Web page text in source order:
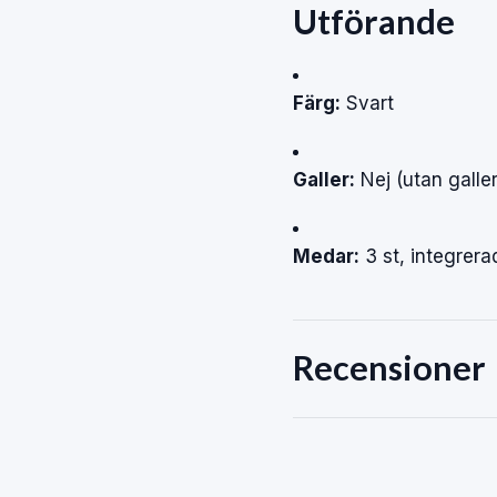
Utförande
Färg: Svart
Galler: Nej (utan
Medar: 3 st,
Recensioner